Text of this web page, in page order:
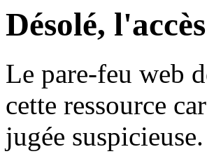
Désolé,
Le pare-feu web
cette ressource
jugée suspicieuse.